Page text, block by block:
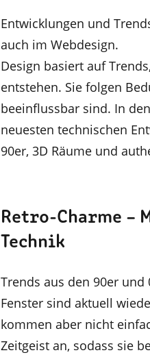
Entwicklungen und
auch im Webdesign.
Design basiert auf
entstehen. Sie folgen
beeinflussbar sind. In
neuesten technischen
90er, 3D Räume und
Retro-Charme –
Technik
Trends aus den 90er
Fenster sind aktuell
kommen aber nicht
Zeitgeist an, sodass sie